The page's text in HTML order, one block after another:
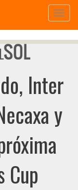
Inter
y
Cup